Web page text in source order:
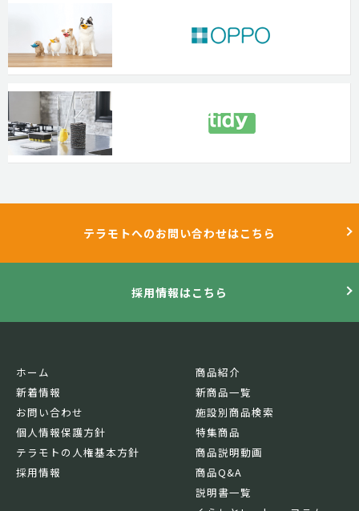
テラモトへのお問い合わせはこちら
採用情報はこちら
ホーム
新着情報
お問い合わせ
個人情報保護方針
テラモトの人権基本方針
採用情報
商品紹介
新商品一覧
施設別商品検索
特集商品
商品説明動画
商品Q&A
説明書一覧